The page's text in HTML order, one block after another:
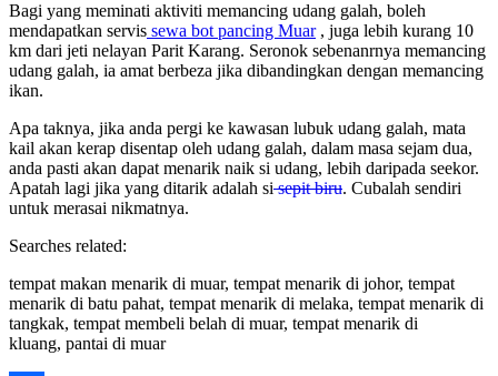
Bagi yang meminati aktiviti memancing udang galah, boleh
mendapatkan servis sewa bot pancing Muar, juga lebih kurang 10
km dari jeti nelayan Parit Karang. Seronok sebenanrnya memancing
udang galah, ia amat berbeza jika dibandingkan dengan memancing
ikan.
Apa taknya, jika anda pergi ke kawasan lubuk udang galah, mata
kail akan kerap disentap oleh udang galah, dalam masa sejam dua,
anda pasti akan dapat menarik naik si udang, lebih daripada seekor.
Apatah lagi jika yang ditarik adalah sisepit biru. Cubalah sendiri
untuk merasai nikmatnya.
Searches related:
tempat makan menarik di muar, tempat menarik di johor, tempat
menarik di batu pahat, tempat menarik di melaka, tempat menarik di
tangkak, tempat membeli belah di muar, tempat menarik di
kluang, pantai di muar